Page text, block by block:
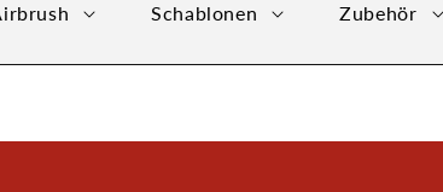
Schablonen Zubehör